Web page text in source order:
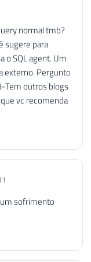
normal tmb?
sugere para
o SQL agent. Um
externo. Pergunto
Tem outros blogs
vc recomenda
sofrimento